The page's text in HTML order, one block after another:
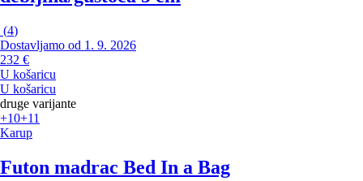
(4)
Dostavljamo od 1. 9. 2026
232 €
U košaricu
U košaricu
druge varijante
+10+11
Karup
Futon madrac Bed In a Bag